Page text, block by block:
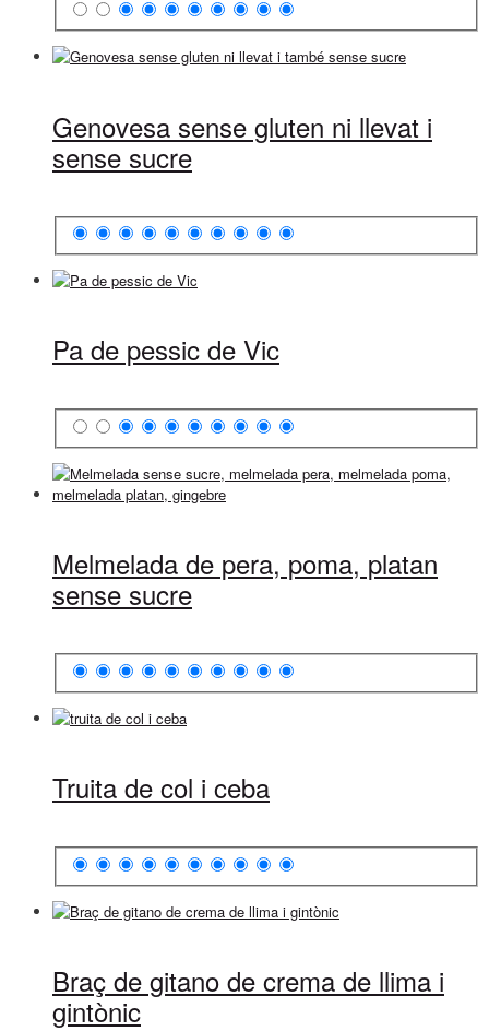
Genovesa sense gluten ni llevat i
sense sucre
Pa de pessic de Vic
Melmelada de pera, poma, platan
sense sucre
Truita de col i ceba
Braç de gitano de crema de llima i
gintònic